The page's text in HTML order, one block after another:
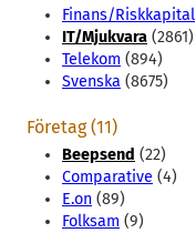
Finans/Riskkapital
IT/Mjukvara (2861)
Telekom (894)
Svenska (8675)
Företag (11)
Beepsend (22)
Comparative (4)
E.on (89)
Folksam (9)